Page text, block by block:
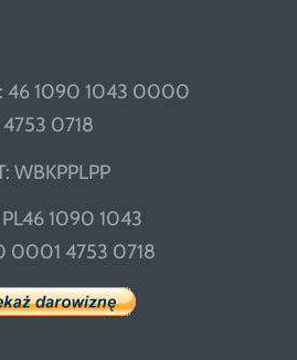
46 1090 1043 0000
0718
WBKPPLPP
1090 1043
4753 0718